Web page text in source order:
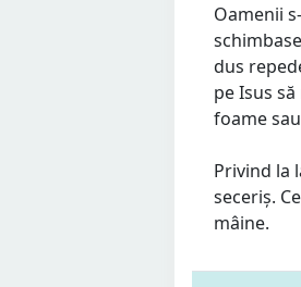
Oamenii
dus
pe Isus
foame
Privind la
seceriș.
mâine.